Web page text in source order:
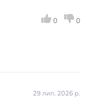
0 0
29 лип. 2026 р.